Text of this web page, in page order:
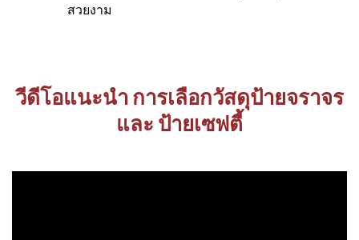
สวยงาม
วีดีโอแนะนำ การเลือกวัสดุป้ายจราจร
และ ป้ายเซฟตี้